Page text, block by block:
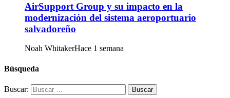
AirSupport Group y su impacto en la
modernización del sistema aeroportuario
salvadoreño
Noah WhitakerHace 1 semana
Búsqueda
Buscar: